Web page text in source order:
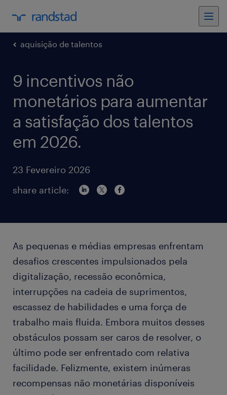
aquisição de talentos
9 incentivos não
monetários para aumentar
a satisfação dos talentos
em 2026.
23 Fevereiro 2026
share article:
As pequenas e médias empresas enfrentam
desafios crescentes impulsionados pela
digitalização, recessão econômica,
interrupções na cadeia de suprimentos,
escassez de habilidades e uma força de
trabalho mais fluida. Embora muitos desses
obstáculos possam ser caros de resolver, o
último pode ser enfrentado com relativa
facilidade. Felizmente, existem inúmeras
recompensas não monetárias disponíveis